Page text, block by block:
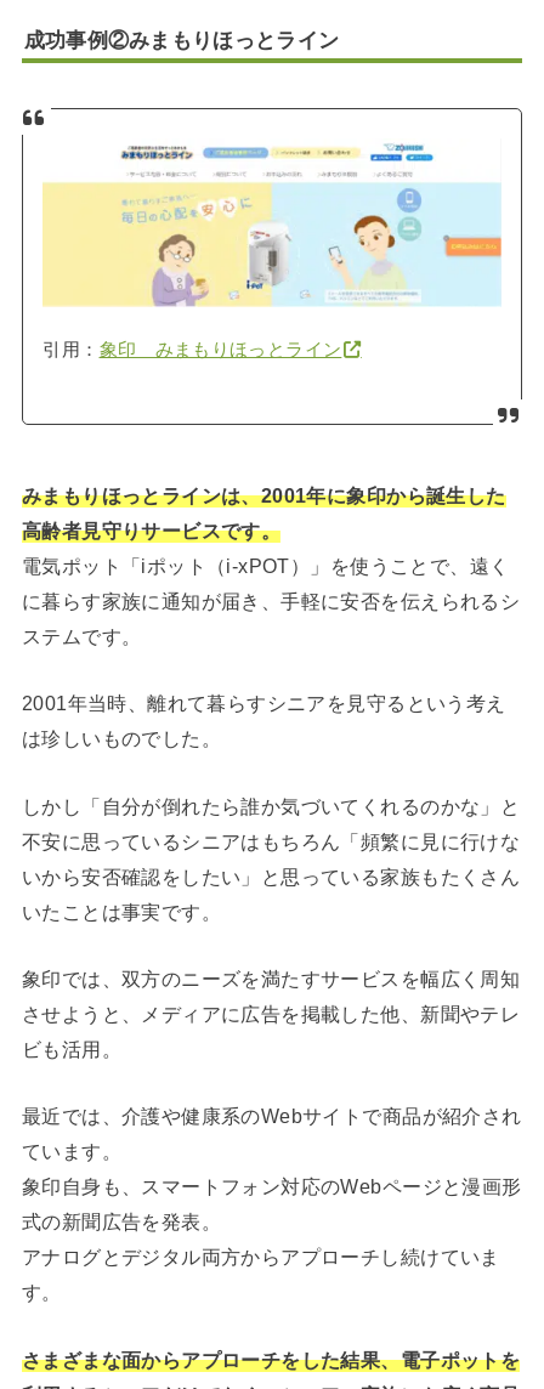
成功事例②みまもりほっとライン
引用： 象印 みまもりほっとライン
みまもりほっとラインは、2001年に象印から誕生した
高齢者見守りサービスです。
電気ポット「iポット（i-xPOT）」を使うことで、遠く
に暮らす家族に通知が届き、手軽に安否を伝えられるシ
ステムです。
2001年当時、離れて暮らすシニアを見守るという考え
は珍しいものでした。
しかし「自分が倒れたら誰か気づいてくれるのかな」と
不安に思っているシニアはもちろん「頻繁に見に行けな
いから安否確認をしたい」と思っている家族もたくさん
いたことは事実です。
象印では、双方のニーズを満たすサービスを幅広く周知
させようと、メディアに広告を掲載した他、新聞やテレ
ビも活用。
最近では、介護や健康系のWebサイトで商品が紹介され
ています。
象印自身も、スマートフォン対応のWebページと漫画形
式の新聞広告を発表。
アナログとデジタル両方からアプローチし続けていま
す。
さまざまな面からアプローチをした結果、電子ポットを